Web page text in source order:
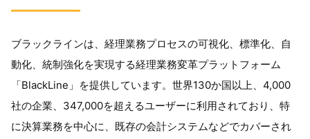
ブラックラインは、経理業務プロセスの可視化、標準化、自
動化、統制強化を実現する経理業務変革プラットフォーム
「BlackLine」を提供しています。世界130か国以上、4,000
社の企業、347,000を超えるユーザーに利用されており、特
に決算業務を中心に、既存の会計システムなどでカバーされ